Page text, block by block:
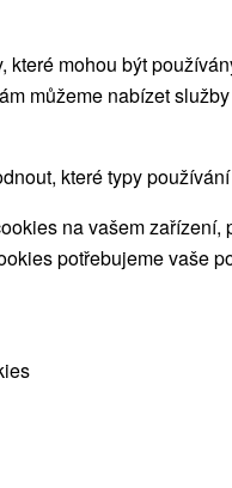
Bystrica, v miestnej časti
celoročné...
které mohou být
můžeme nabízet
které typy
na vašem
potřebujeme vaše